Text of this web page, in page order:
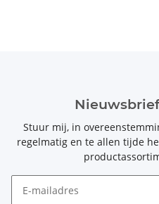
Stuur mij, in
regelmatig en te allen tijde